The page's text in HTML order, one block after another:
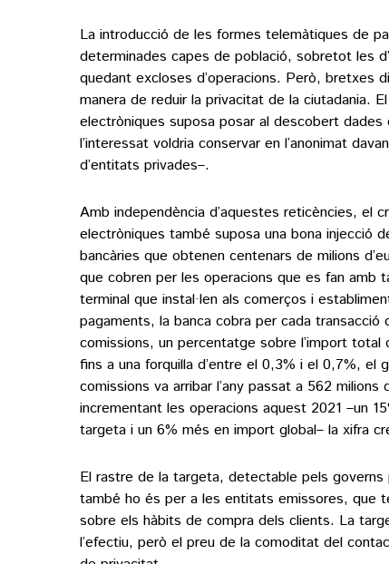
La introducció de les formes telemàtiques de
determinades capes de població, sobretot les
quedant excloses d’operacions. Però, bretxes
manera de reduir la privacitat de la ciutadania.
electròniques suposa posar al descobert
l’interessat voldria conservar en l’anonimat
d’entitats privades–.
Amb independència d’aquestes reticències, el
electròniques també suposa una bona injecció
bancàries que obtenen centenars de milions
que cobren per les operacions que es fan amb
terminal que instal·len als comerços i
pagaments, la banca cobra per cada
comissions, un percentatge sobre l’import
fins a una forquilla d’entre el 0,3% i el 0,7%, el
comissions va arribar l’any passat a 562 milions
incrementant les operacions aquest 2021 –un
targeta i un 6% més en import global– la xifra
El rastre de la targeta, detectable pels
també ho és per a les entitats emissores, que
sobre els hàbits de compra dels clients. La
l’efectiu, però el preu de la comoditat del